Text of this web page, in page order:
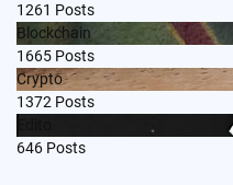
1261 Posts
Blockchain
1665 Posts
Crypto
1372 Posts
646 Posts